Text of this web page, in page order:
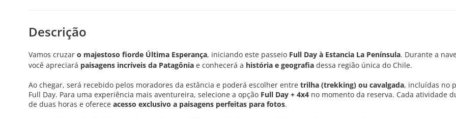
Descrição
Vamos cruzar o majestoso fiorde Última Esperança, iniciando este passeio Full Day à Estancia La Península. Durante a
você apreciará paisagens incríveis da Patagônia e conhecerá a história e geografia dessa região única do Chile.
Ao chegar, será recebido pelos moradores da estância e poderá escolher entre trilha (trekking) ou cavalgada, incluídas no
Full Day. Para uma experiência mais aventureira, selecione a opção Full Day + 4x4 no momento da reserva. Cada atividade
de duas horas e oferece acesso exclusivo a paisagens perfeitas para fotos.